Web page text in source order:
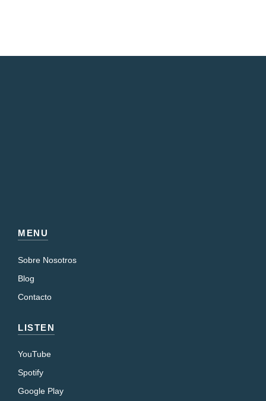
MENU
Sobre Nosotros
Blog
Contacto
LISTEN
YouTube
Spotify
Google Play